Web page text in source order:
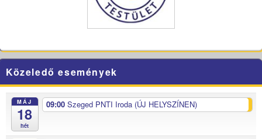
Közeledő események
MÁJ
18
hét
09:00 Szeged PNTI Iroda (ÚJ HELYSZÍNEN)